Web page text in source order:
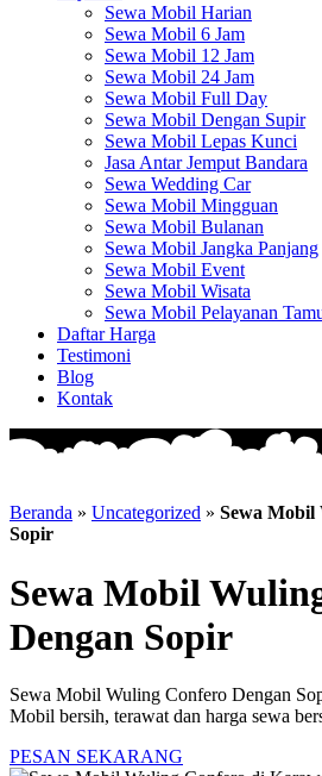
Sewa Mobil Harian
Sewa Mobil 6 Jam
Sewa Mobil 12 Jam
Sewa Mobil 24 Jam
Sewa Mobil Full Day
Sewa Mobil Dengan Supir
Sewa Mobil Lepas Kunci
Jasa Antar Jemput Bandara
Sewa Wedding Car
Sewa Mobil Mingguan
Sewa Mobil Bulanan
Sewa Mobil Jangka Panjang
Sewa Mobil Event
Sewa Mobil Wisata
Sewa Mobil Pelayanan
Daftar Harga
Testimoni
Blog
Kontak
Beranda » Uncategorized » Sewa Mobil
Sopir
Sewa Mobil
Dengan Sopir
Sewa Mobil Wuling Confero Dengan
Mobil bersih, terawat dan harga sewa
PESAN SEKARANG